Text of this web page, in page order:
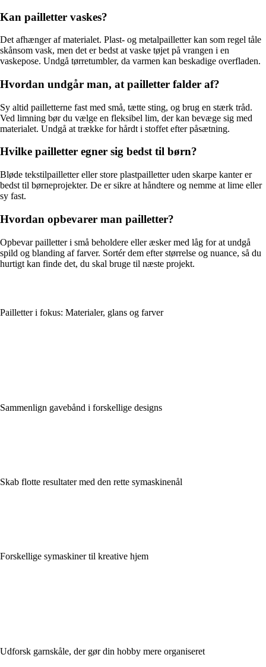
Kan pailletter vaskes?
Det afhænger af materialet. Plast- og metalpailletter kan som regel tåle
skånsom vask, men det er bedst at vaske tøjet på vrangen i en
vaskepose. Undgå tørretumbler, da varmen kan beskadige overfladen.
Hvordan undgår man, at pailletter falder af?
Sy altid pailletterne fast med små, tætte sting, og brug en stærk tråd.
Ved limning bør du vælge en fleksibel lim, der kan bevæge sig med
materialet. Undgå at trække for hårdt i stoffet efter påsætning.
Hvilke pailletter egner sig bedst til børn?
Bløde tekstilpailletter eller store plastpailletter uden skarpe kanter er
bedst til børneprojekter. De er sikre at håndtere og nemme at lime eller
sy fast.
Hvordan opbevarer man pailletter?
Opbevar pailletter i små beholdere eller æsker med låg for at undgå
spild og blanding af farver. Sortér dem efter størrelse og nuance, så du
hurtigt kan finde det, du skal bruge til næste projekt.
Pailletter i fokus: Materialer, glans og farver
Sammenlign gavebånd i forskellige designs
Skab flotte resultater med den rette symaskinenål
Forskellige symaskiner til kreative hjem
Udforsk garnskåle, der gør din hobby mere organiseret